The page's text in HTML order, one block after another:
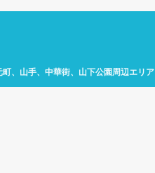
町、山手、中華街、山下公園周辺エリア